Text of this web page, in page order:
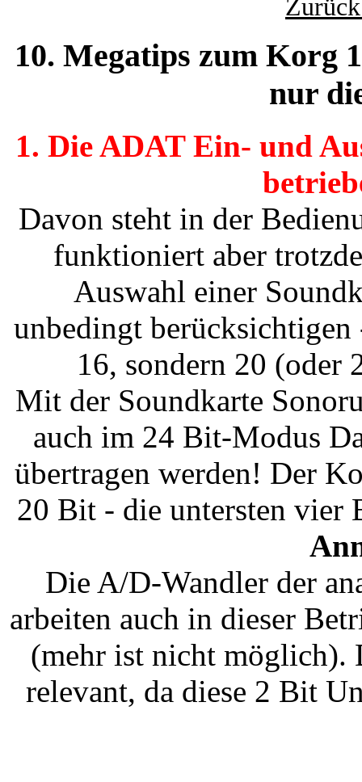
10. Megatips zum Korg
nur
1. Die ADAT Ein- und
Davon steht in der
funktioniert aber
Auswahl einer
unbedingt
16, sondern 20 (oder
Mit der Soundkarte
auch im 24 Bit-Modus
übertragen werden! Der
20 Bit - die untersten
Die A/D-Wandler der
arbeiten auch in dieser
(mehr ist nicht möglich).
relevant, da diese 2 Bit